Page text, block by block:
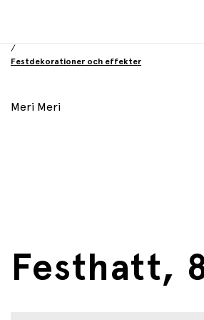
/
Festdekorationer och effekter
Meri Meri
Festhatt,